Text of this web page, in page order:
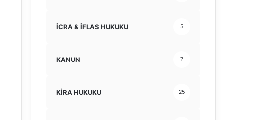
İCRA & İFLAS HUKUKU 5
KANUN 7
KİRA HUKUKU 25